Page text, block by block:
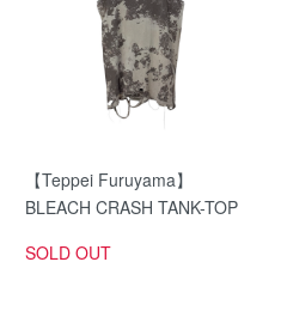
【Teppei Furuyama】
BLEACH CRASH TANK-TOP
SOLD OUT